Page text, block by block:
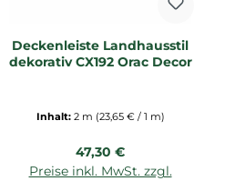
Deckenleiste Landhausstil
dekorativ CX192 Orac Decor
Inhalt: 2 m (23,65 € / 1 m)
Regulärer Preis:
47,30 €
Preise inkl. MwSt. zzgl.